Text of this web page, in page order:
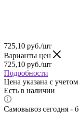
725,10 руб./шт
Варианты цен
725,10 руб./шт
Подробности
Цена указана с
Есть в наличии
Самовывоз сегодня -